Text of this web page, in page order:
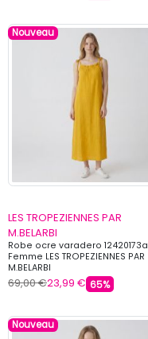
Nouveau
LES TROPEZIENNES PAR
M.BELARBI
Robe ocre varadero 12420173a
Femme LES TROPEZIENNES PAR
M.BELARBI
69,00 €23,99 € 65%
Nouveau